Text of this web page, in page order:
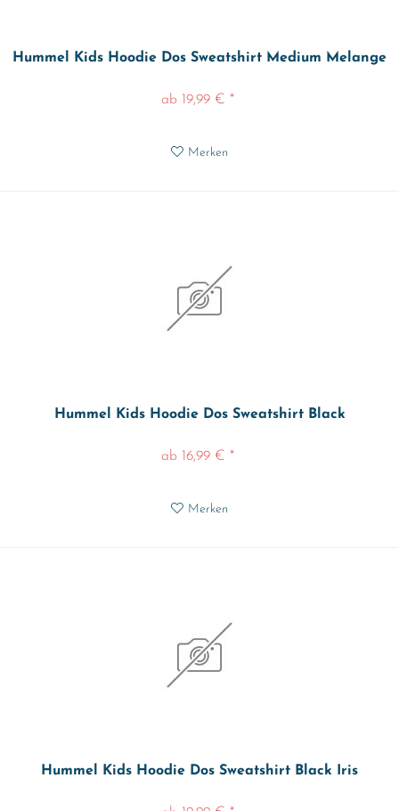
Hummel Kids Hoodie Dos Sweatshirt Medium Melange
ab 19,99 € *
Merken
Hummel Kids Hoodie Dos Sweatshirt Black
ab 16,99 € *
Merken
Hummel Kids Hoodie Dos Sweatshirt Black Iris